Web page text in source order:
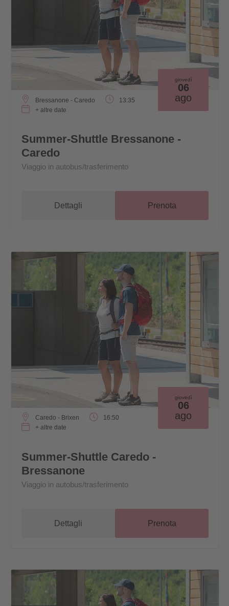
giovedì
06
ago
Bressanone - Caredo
13:35
+ altre date
Summer-Shuttle Bressanone -
Caredo
Viaggio in autobus/trasferimento
Dettagli Prenota
giovedì
06
ago
Caredo - Brixen
16:50
+ altre date
Summer-Shuttle Caredo -
Bressanone
Viaggio in autobus/trasferimento
Dettagli Prenota